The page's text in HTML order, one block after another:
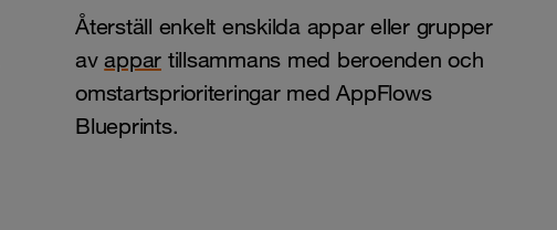
Återställ enkelt enskilda appar eller grupper
avappar tillsammans med beroenden och
omstartsprioriteringar med AppFlows
Blueprints.